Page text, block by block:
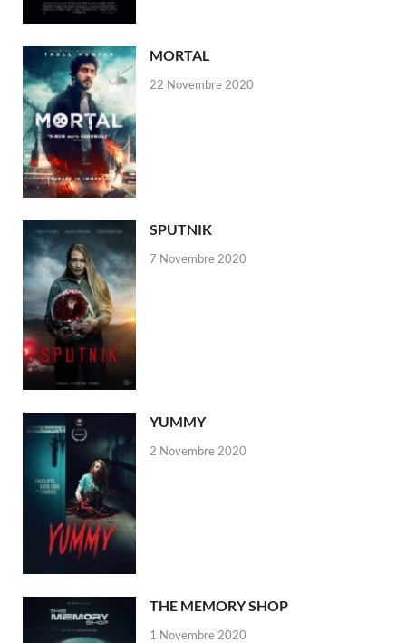
MORTAL
22 Novembre 2020
SPUTNIK
7 Novembre 2020
YUMMY
2 Novembre 2020
THE MEMORY SHOP
1 Novembre 2020